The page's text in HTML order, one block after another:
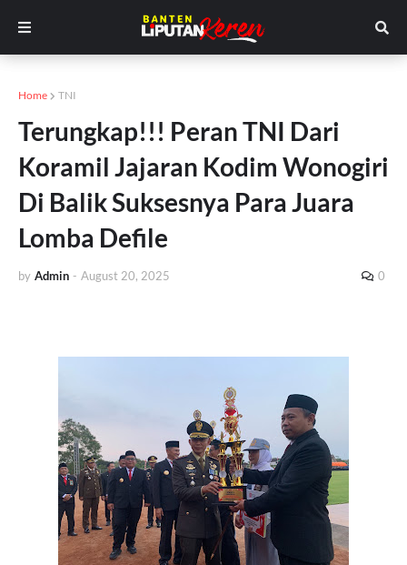
Home TNI
Terungkap!!! Peran TNI Dari
Koramil Jajaran Kodim Wonogiri
Di Balik Suksesnya Para Juara
Lomba Defile
by Admin - August 20, 2025 0